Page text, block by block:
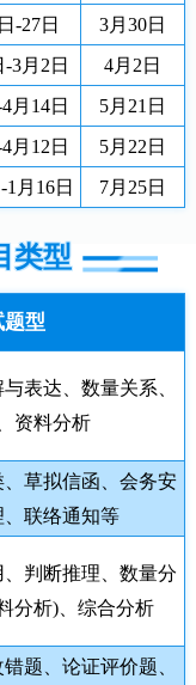
-27日
3月30日
3月2日
4月2日
月14日
5月21日
月12日
5月22日
1月16日 7月25日
类型
题型
表达、数量关系、
资料分析
草拟信函、会务安
联络通知等
判断推理、数量分
分析)、综合分析
题、论证评价题、